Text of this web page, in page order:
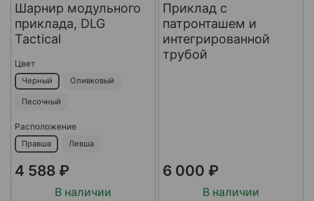
Шарнир модульного
приклада, DLG
Tactical
Цвет
Черный Оливковый
Песочный
Расположение
Правша Левша
4 588 ₽
В наличии
Приклад с
патронташем и
интегрированной
трубой
6 000 ₽
В наличии